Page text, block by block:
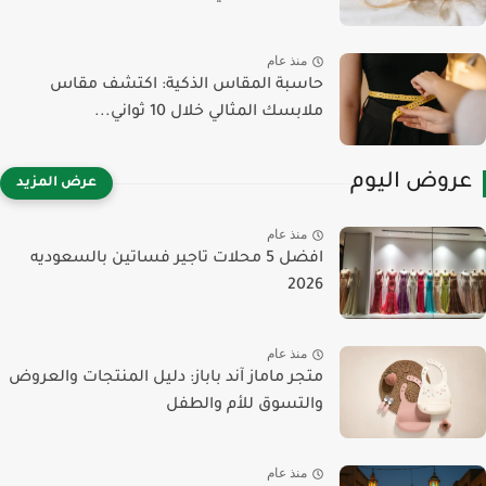
منذ عام
حاسبة المقاس الذكية: اكتشف مقاس
ملابسك المثالي خلال 10 ثواني...
عروض اليوم
منذ عام
افضل 5 محلات تاجير فساتين بالسعوديه
2026
منذ عام
متجر ماماز آند باباز: دليل المنتجات والعروض
والتسوق للأم والطفل
منذ عام